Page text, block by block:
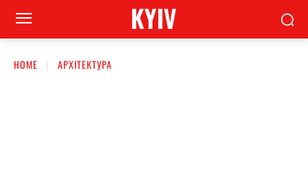
KYIV
HOME АРХІТЕКТУРА